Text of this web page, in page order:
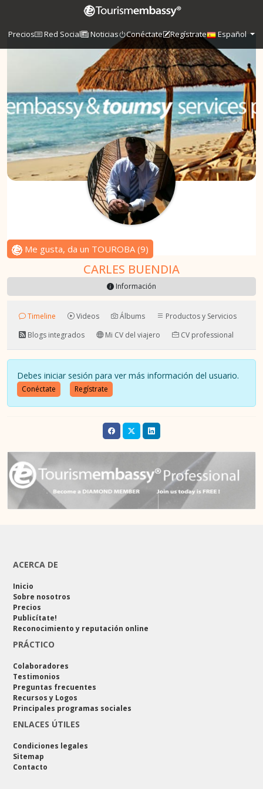
Precios Red Social Noticias Conéctate Regístrate Español
Me gusta, da un TOUROBA(9)
CARLES BUENDIA
Información
Timeline Videos Álbums
Productos y Servicios
Blogs integrados
Mi CV del viajero CV professional
Debes iniciar sesión para ver más información del usuario.
Conéctate Regístrate
ACERCA DE
Inicio
Sobre nosotros
Precios
Publicítate!
Reconocimiento y reputación online
PRÁCTICO
Colaboradores
Testimonios
Preguntas frecuentes
Recursos y Logos
Principales programas sociales
ENLACES ÚTILES
Condiciones legales
Sitemap
Contacto